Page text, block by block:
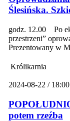
Ślesińska.
godz. 12.00 Po
przestrzeni”
Prezentowany w
Królikarnia
2024-08-22 / 18:00
potem rzeźba